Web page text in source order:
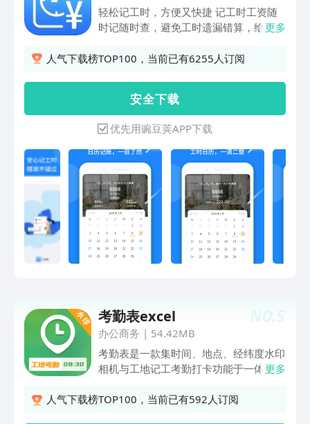
轻松记工时，方便又快捷 记工时工资随
时记随时查，避免工时遗漏错算，给广大
在外打工，担心什么？工时工资算错，公
酬，开心幸福拿工资！ 找临时工作担心
被中介忽悠，进入低级工厂，浪费时间浪
费汗水，还拿不到工资。 用记工时，安
心记录每一天工时工资，再也不怕算错、
遗漏工作了！ 【主要功能】 1、高效便
捷记录您的加班时间，统计加班工资 2、
记录工时时长，并自动计算工时工资及当
月总累计工时工资 3、支持多次记加班记
工时，随记随查，方便跟简单 4、清晰备
注上班班次、加班类型，再也不会错算、
遗漏时间工资！ 5、记加班支持三种类型
记工时，工时数计算薪资金额，小时工必
备记录功能 6、您在使用过程中有任何问
题可以在产品内意见反馈中留言我们将及
时给您答复，谢谢您的支持！
更多
人气下载榜TOP100，当前已有6255人订阅
安 全 下 载
优先用豌豆荚APP下载
NO.5
考勤表excel
办公商务 | 54.42MB
考勤表是一款集时间、地点、经纬度水印
相机与工地记工考勤打卡功能于一体的综
求，它可作为工程相机、时间相机、经纬
更多
人气下载榜TOP100，当前已有592人订阅